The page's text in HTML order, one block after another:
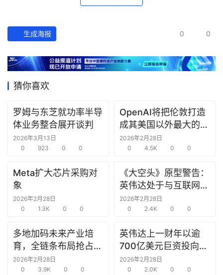
产
经
据
研
报
告
之
窗
机
链
合
圈
生成海报 0 0
猜你喜欢
罗姆与东芝就功率半导
体业务整合展开谈判
2026年3月13日
0
923 0 0
OpenAI将把伦敦打造
成其美国以外最大的研
究中心
2026年2月28日
0
4.5K 0 0
Meta扩大芯片采购对
象
2026年2月28日
0
1.3K 0 0
《大空头》原型警告：
英伟达处于与互联网泡
沫时期思科同样的“危
险境地”
2026年2月28日
0
2.4K 0 0
多地加码未来产业培
育，全链条布局抢占新
赛道先机
2026年2月28日
0
3.9K 0 0
英伟达上一财年以逾
700亿美元巨资投向合
作方，竭力巩固AI芯片
需求
2026年2月28日
0
2.0K 0 0